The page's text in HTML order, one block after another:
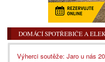
DOMÁCÍ SPOTŘEBIČE A
Výherci soutěže: Jaro u nás